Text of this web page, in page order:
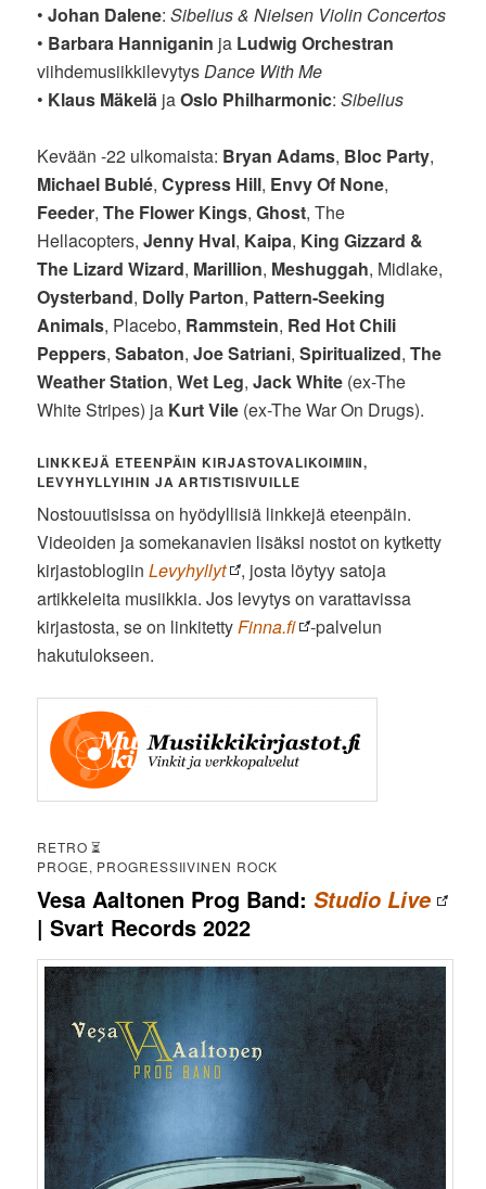
•Johan Dalene:Sibelius & Nielsen Violin Concertos
• Barbara Hanniganin ja Ludwig Orchestran
viihdemusiikkilevytys Dance With Me
• Klaus Mäkelä jaOslo Philharmonic:Sibelius
Kevään -22 ulkomaista: Bryan Adams, Bloc Party,
Michael Bublé,Cypress Hill, Envy Of None,
Feeder,The Flower Kings,Ghost, The
Hellacopters,Jenny Hval, Kaipa, King Gizzard &
The Lizard Wizard, Marillion, Meshuggah, Midlake,
Oysterband, Dolly Parton, Pattern-Seeking
Animals, Placebo, Rammstein, Red Hot Chili
Peppers,Sabaton,Joe Satriani,Spiritualized,The
Weather Station,Wet Leg,Jack White (ex-The
White Stripes) ja Kurt Vile (ex-The War On Drugs).
LINKKEJÄ ETEENPÄIN KIRJASTOVALIKOIMIIN,
LEVYHYLLYIHIN JA ARTISTISIVUILLE
Nostouutisissa on hyödyllisiä linkkejä eteenpäin.
Videoiden ja somekanavien lisäksi nostot on kytketty
kirjastoblogiinLevyhyllyt
, josta löytyy satoja
artikkeleita musiikkia. Jos levytys on varattavissa
kirjastosta, se on linkitetty Finna.fi
-palvelun
hakutulokseen.
RETRO ⏳
PROGE, PROGRESSIIVINEN ROCK
Vesa Aaltonen Prog Band:Studio Live
| Svart Records 2022